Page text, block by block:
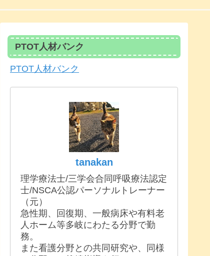
PTOT人材バンク
PTOT人材バンク
tanakan
理学療法士/三学会合同呼吸療法認定
士/NSCA公認パーソナルトレーナー
（元）
急性期、回復期、一般病床や有料老
人ホーム等多岐にわたる分野で勤
務。
また看護分野との共同研究や、同様